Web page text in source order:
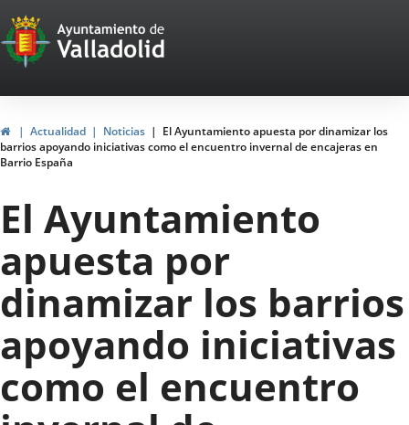
Portal
Web
del
Ayuntamiento
de
Valladolid
InicioActualidad Noticias
El Ayuntamiento apuesta por dinamizar los
barrios apoyando iniciativas como el encuentro invernal de encajeras en
Barrio España
El Ayuntamiento
apuesta por
dinamizar los barrios
apoyando iniciativas
como el encuentro